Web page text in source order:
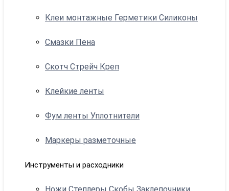
Клеи монтажные Герметики Силиконы
Смазки Пена
Скотч Стрейч Креп
Клейкие ленты
Фум ленты Уплотнители
Маркеры разметочные
Инструменты и расходники